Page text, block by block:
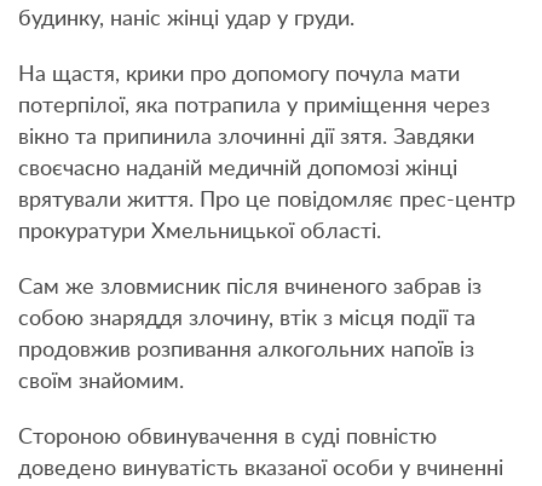
будинку, наніс жінці удар у груди.
На щастя, крики про допомогу почула мати
потерпілої, яка потрапила у приміщення через
вікно та припинила злочинні дії зятя. Завдяки
своєчасно наданій медичній допомозі жінці
врятували життя. Про це повідомляє прес-центр
прокуратури Хмельницької області.
Сам же зловмисник після вчиненого забрав із
собою знаряддя злочину, втік з місця події та
продовжив розпивання алкогольних напоїв із
своїм знайомим.
Стороною обвинувачення в суді повністю
доведено винуватість вказаної особи у вчиненні